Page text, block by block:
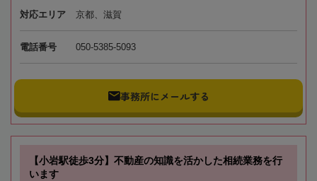
対応エリア 京都、滋賀
電話番号 050-5385-5093
事務所にメールする
【小岩駅徒歩3分】不動産の知識を活かした相続業務を行
います